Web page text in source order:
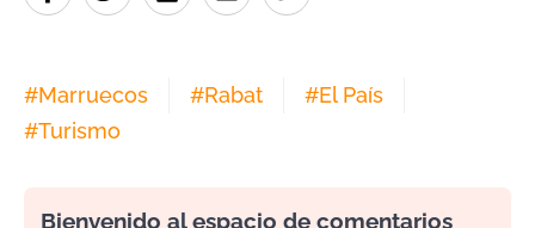
#Marruecos #Rabat #El País
#Turismo
Bienvenido al espacio de comentarios